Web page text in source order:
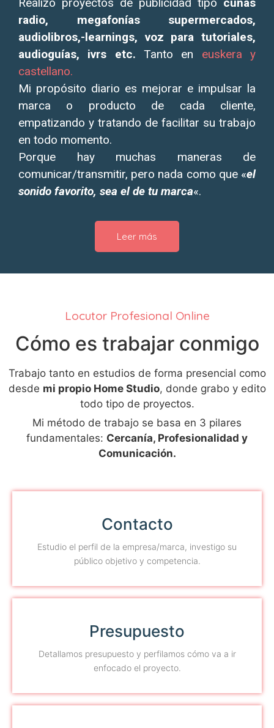
radio, megafonías supermercados,
audiolibros,-learnings, voz para tutoriales,
audioguías, ivrs etc. Tanto en euskera y
castellano.
Mi propósito diario es mejorar e impulsar la
marca o producto de cada cliente,
empatizando y tratando de facilitar su trabajo
en todo momento.
Porque hay muchas maneras de
comunicar/transmitir, pero nada como que «el
sonido favorito, sea el de tu marca«.
Leer más
Locutor Profesional Online
Cómo es trabajar conmigo
Trabajo tanto en estudios de forma presencial como
desde mi propio Home Studio, donde grabo y edito
todo tipo de proyectos.
Mi método de trabajo se basa en 3 pilares
fundamentales: Cercanía, Profesionalidad y
Comunicación.
Contacto
Estudio el perfil de la empresa/marca, investigo su
público objetivo y competencia.
Presupuesto
Detallamos presupuesto y perfilamos cómo va a ir
enfocado el proyecto.